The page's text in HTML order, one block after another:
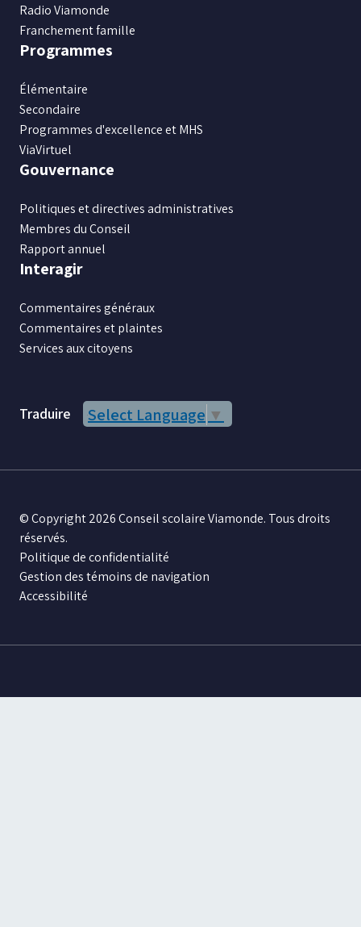
Radio Viamonde
Franchement famille
Programmes
Élémentaire
Secondaire
Programmes d'excellence et MHS
ViaVirtuel
Gouvernance
Politiques et directives administratives
Membres du Conseil
Rapport annuel
Interagir
Commentaires généraux
Commentaires et plaintes
Services aux citoyens
Traduire Select Language ▼
© Copyright 2026 Conseil scolaire Viamonde. Tous droits
réservés.
Politique de confidentialité
Gestion des témoins de navigation
Accessibilité